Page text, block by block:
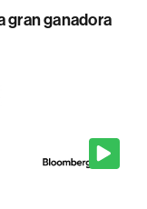
gran ganadora